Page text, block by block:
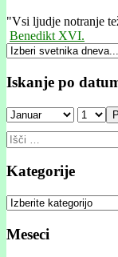
"Vsi ljudje notranje
Benedikt XVI.
Iskanje po
Išči:
Kategorije
Kategorije
Meseci